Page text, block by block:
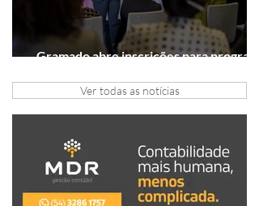
Gramado abre inscrições para programa
Ver todas as notícias